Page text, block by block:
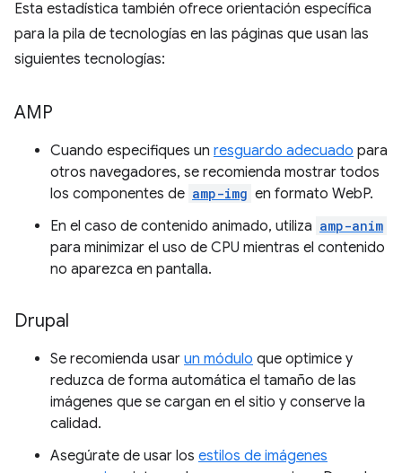
Esta estadística también ofrece orientación específica
para la pila de tecnologías en las páginas que usan las
siguientes tecnologías:
AMP
Cuando especifiques un resguardo adecuado para
otros navegadores, se recomienda mostrar todos
los componentes de amp-img en formato WebP.
En el caso de contenido animado, utiliza amp-anim
para minimizar el uso de CPU mientras el contenido
no aparezca en pantalla.
Drupal
Se recomienda usar un módulo que optimice y
reduzca de forma automática el tamaño de las
imágenes que se cargan en el sitio y conserve la
calidad.
Asegúrate de usar los estilos de imágenes